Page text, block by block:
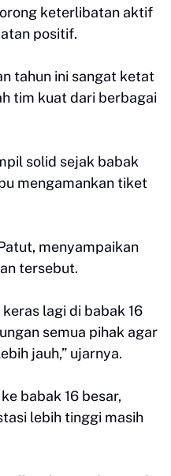
keterlibatan aktif
positif.
tahun ini sangat ketat
tim kuat dari berbagai
solid sejak babak
mengamankan tiket
menyampaikan
tersebut.
lagi di babak 16
semua pihak agar
jauh,” ujarnya.
babak 16 besar,
lebih tinggi masih